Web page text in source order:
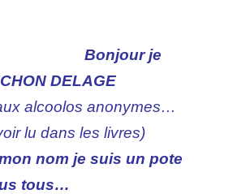
Bonjour je
DELAGE
alcoolos anonymes…
lu dans les livres)
nom je suis un pote
tous…